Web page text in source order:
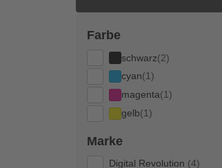
Farbe
schwarz(2)
cyan(1)
magenta(1)
gelb(1)
Marke
Digital Revolution (4)